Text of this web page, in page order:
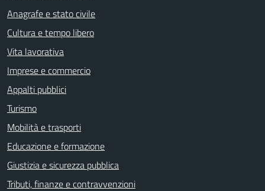
Anagrafe e stato civile
Cultura e tempo libero
Vita lavorativa
Imprese e commercio
Appalti pubblici
Turismo
Mobilità e trasporti
Educazione e formazione
Giustizia e sicurezza pubblica
Tributi, finanze e contravvenzioni